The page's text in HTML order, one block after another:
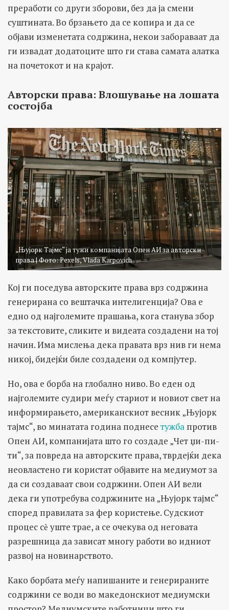
преработи со други зборови, без да ја смени
суштината. Во брзањето да се копира и да се
објави изменетата содржина, некои забораваат да
ги извадат додатоците што ги става самата алатка
на почетокот и на крајот.
Авторски права: Влошување на лошата
состојба
„Њујорк Тајмс“ ја тужи компанијата Опен АИ за авторски
права | Фото: Pexels, Vlada Karpovich
Кој ги поседува авторските права врз содржина
генерирана со вештачка интелигенција? Ова е
едно од најголемите прашања, кога станува збор
за текстовите, сликите и видеата создадени на тој
начин. Има мислења дека правата врз нив ги нема
никој, бидејќи биле создадени од компјутер.
Но, ова е борба на глобално ниво. Во еден од
најголемите судири меѓу стариот и новиот свет на
информирањето, американскиот весник „Њујорк
тајмс“, во минатата година поднесе тужба против
Опен АИ, компанијата што го создаде „Чет џи-пи-
ти“, за повреда на авторските права, тврдејќи дека
неовластено ги користат објавите на медиумот за
да си создаваат свои содржини. Опен АИ вели
дека ги употребува содржините на „Њујорк тајмс“
според правилата за фер користење. Судскиот
процес сѐ уште трае, а се очекува од неговата
разрешница да зависат многу работи во идниот
развој на новинарството.
Како борбата меѓу напишаните и генерираните
содржини се води во македонскиот медиумски